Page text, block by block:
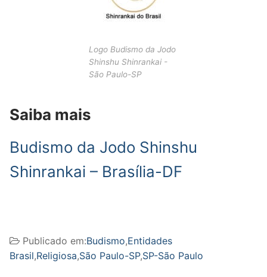
Logo Budismo da Jodo
Shinshu Shinrankai -
São Paulo-SP
Saiba mais
Budismo da Jodo Shinshu
Shinrankai – Brasília-DF
Publicado em:Budismo,Entidades
Brasil,Religiosa,São Paulo-SP,SP-São Paulo